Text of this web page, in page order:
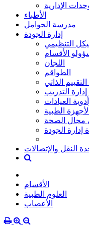
الإدارية
الأطباء
مدرسة الحوامل
إدارة الجودة
التنظيمي
الأقسام
اللجان
الطواقم
الذاتي
التدريب
العيادات
الطبية
مجال الصحة
الجودة
النقل والإتصالات
الأقسام
العلوم الطبية
الأعصاب